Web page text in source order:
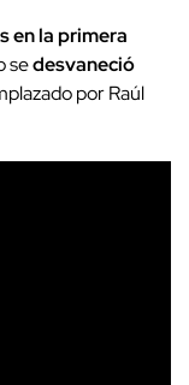
en la primera
sedesvaneció
por Raúl